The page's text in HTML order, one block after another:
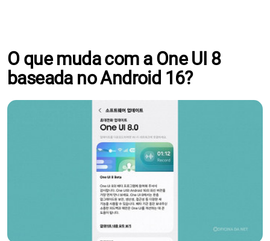
O que muda com a One UI 8
baseada no Android 16?